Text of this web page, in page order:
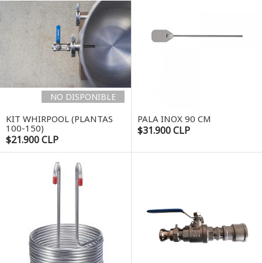
NO DISPONIBLE
KIT WHIRPOOL (PLANTAS
100-150)
$21.900 CLP
PALA INOX 90 CM
$31.900 CLP